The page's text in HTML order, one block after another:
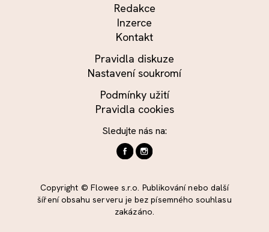
Redakce
Inzerce
Kontakt
Pravidla diskuze
Nastavení soukromí
Podmínky užití
Pravidla cookies
Sledujte nás na:
Copyright © Flowee s.r.o. Publikování nebo další
šíření obsahu serveru je bez písemného souhlasu
zakázáno.